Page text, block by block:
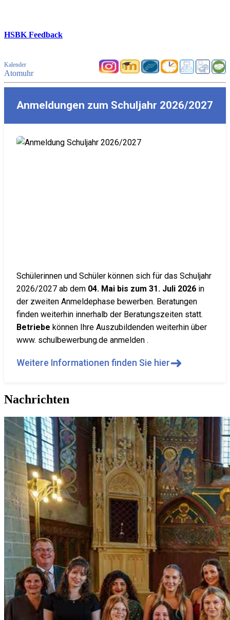
HSBK Feedback
Kalender
Atomuhr
Anmeldungen zum Schuljahr 2026/2027
Schülerinnen und Schüler können sich für das Schuljahr
2026/2027 ab dem 04. Mai bis zum 31. Juli 2026 in
der zweiten Anmeldephase bewerben. Beratungen
finden weiterhin innerhalb der Beratungszeiten statt.
Betriebe können Ihre Auszubildenden weiterhin über
www. schulbewerbung.de anmelden .
Weitere Informationen finden Sie hier➜
Nachrichten